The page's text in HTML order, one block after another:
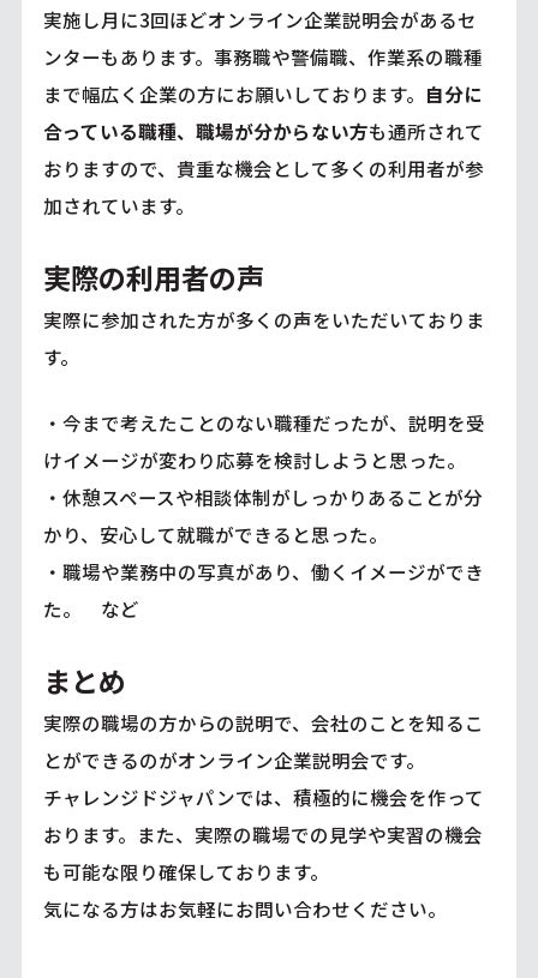
実施し月に3回ほどオンライン企業説明会があるセ
ンターもあります。事務職や警備職、作業系の職種
まで幅広く企業の方にお願いしております。 自分に
合っている職種、職場が分からない方も通所されて
おりますので、貴重な機会として多くの利用者が参
加されています。
実際の利用者の声
実際に参加された方が多くの声をいただいておりま
す。
・今まで考えたことのない職種だったが、説明を受
けイメージが変わり応募を検討しようと思った。
・休憩スペースや相談体制がしっかりあることが分
かり、安心して就職ができると思った。
・職場や業務中の写真があり、働くイメージができ
た。 など
まとめ
実際の職場の方からの説明で、会社のことを知るこ
とができるのがオンライン企業説明会です。
チャレンジドジャパンでは、積極的に機会を作って
おります。また、実際の職場での見学や実習の機会
も可能な限り確保しております。
気になる方はお気軽にお問い合わせください。